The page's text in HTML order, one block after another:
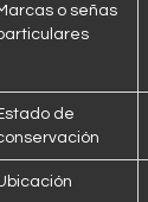
o señas
de